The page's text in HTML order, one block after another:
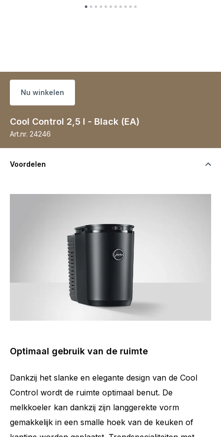
Nu winkelen
Cool Control 2,5 l - Black (EA)
Art.nr. 24246
Voordelen
Optimaal gebruik van de ruimte
Dankzij het slanke en elegante design van de Cool
Control wordt de ruimte optimaal benut. De
melkkoeler kan dankzij zijn langgerekte vorm
gemakkelijk in een smalle hoek van de keuken of